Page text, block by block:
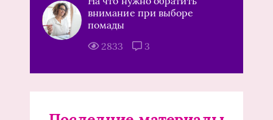
внимание при выборе
помады
2833
3